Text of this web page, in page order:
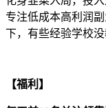
专注低成本高利润
下，有些经验学校没
【福利】